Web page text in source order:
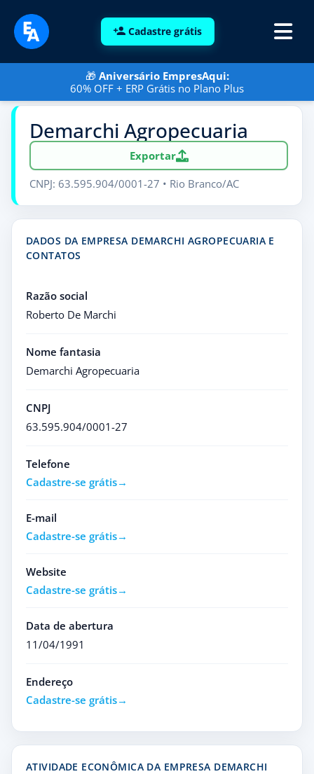
Cadastre grátis
🎁 Aniversário EmpresAqui:
60% OFF + ERP Grátis no Plano Plus
Demarchi Agropecuaria
Exportar
CNPJ: 63.595.904/0001-27 • Rio Branco/AC
DADOS DA EMPRESA DEMARCHI AGROPECUARIA E
CONTATOS
Razão social
Roberto De Marchi
Nome fantasia
Demarchi Agropecuaria
CNPJ
63.595.904/0001-27
Telefone
Cadastre-se grátis
E-mail
Cadastre-se grátis
Website
Cadastre-se grátis
Data de abertura
11/04/1991
Endereço
Cadastre-se grátis
ATIVIDADE ECONÔMICA DA EMPRESA DEMARCHI